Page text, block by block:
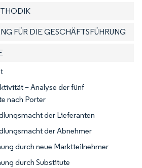
FÜR DIE GESCHÄFTSFÜHRUNG
– Analyse der fünf
nach Porter
der Lieferanten
der Abnehmer
durch neue Marktteilnehmer
durch Substitute